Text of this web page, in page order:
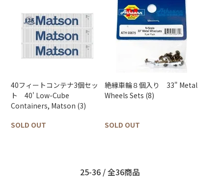
40フィートコンテナ3個セッ
ト 40' Low-Cube
Containers, Matson (3)
SOLD OUT
絶縁車輪８個入り 33" Metal
Wheels Sets (8)
SOLD OUT
25-36 / 全36商品